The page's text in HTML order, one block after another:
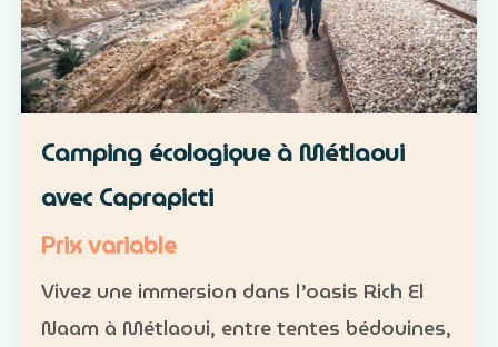
Camping écologique à Métlaoui
avec Caprapicti
Prix variable
Vivez une immersion dans l’oasis Rich El
Naam à Métlaoui, entre tentes bédouines,